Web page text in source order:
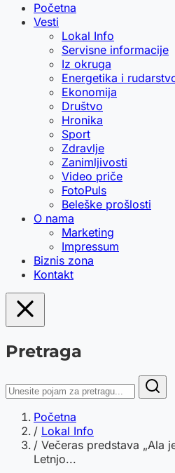
Početna
Vesti
Lokal Info
Servisne informacije
Iz okruga
Energetika i
Ekonomija
Društvo
Hronika
Sport
Zdravlje
Zanimljivosti
Video priče
FotoPuls
Beleške prošlosti
O nama
Marketing
Impressum
Biznis zona
Kontakt
Pretraga
Početna
/ Lokal Info
/ Večeras predstava „Ala
Letnjo...